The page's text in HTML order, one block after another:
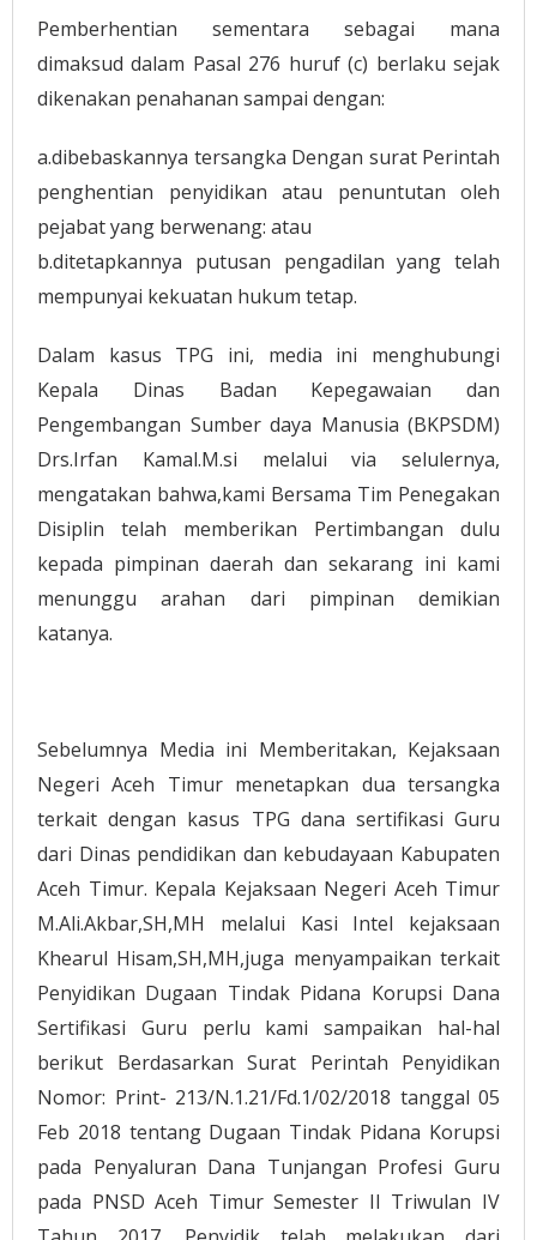
Pemberhentian sementara sebagai mana
dimaksud dalam Pasal 276 huruf (c) berlaku sejak
dikenakan penahanan sampai dengan:
a.dibebaskannya tersangka Dengan surat Perintah
penghentian penyidikan atau penuntutan oleh
pejabat yang berwenang: atau
b.ditetapkannya putusan pengadilan yang telah
mempunyai kekuatan hukum tetap.
Dalam kasus TPG ini, media ini menghubungi
Kepala Dinas Badan Kepegawaian dan
Pengembangan Sumber daya Manusia (BKPSDM)
Drs.Irfan Kamal.M.si melalui via selulernya,
mengatakan bahwa,kami Bersama Tim Penegakan
Disiplin telah memberikan Pertimbangan dulu
kepada pimpinan daerah dan sekarang ini kami
menunggu arahan dari pimpinan demikian
katanya.
Sebelumnya Media ini Memberitakan, Kejaksaan
Negeri Aceh Timur menetapkan dua tersangka
terkait dengan kasus TPG dana sertifikasi Guru
dari Dinas pendidikan dan kebudayaan Kabupaten
Aceh Timur. Kepala Kejaksaan Negeri Aceh Timur
M.Ali.Akbar,SH,MH melalui Kasi Intel kejaksaan
Khearul Hisam,SH,MH,juga menyampaikan terkait
Penyidikan Dugaan Tindak Pidana Korupsi Dana
Sertifikasi Guru perlu kami sampaikan hal-hal
berikut Berdasarkan Surat Perintah Penyidikan
Nomor: Print- 213/N.1.21/Fd.1/02/2018 tanggal 05
Feb 2018 tentang Dugaan Tindak Pidana Korupsi
pada Penyaluran Dana Tunjangan Profesi Guru
pada PNSD Aceh Timur Semester II Triwulan IV